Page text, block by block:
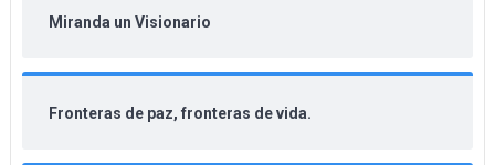
Miranda un Visionario
Fronteras de paz, fronteras de vida.